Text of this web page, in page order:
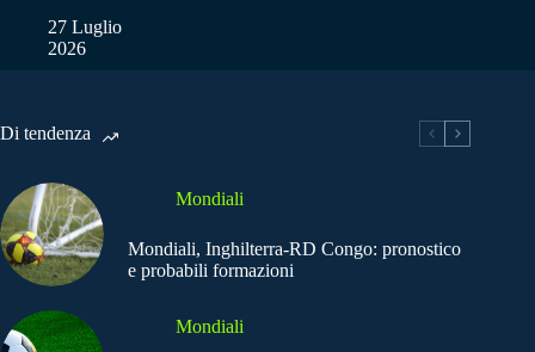
27 Luglio
2026
Di tendenza
Mondiali
Mondiali, Inghilterra-RD Congo: pronostico
e probabili formazioni
Mondiali